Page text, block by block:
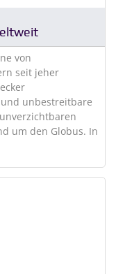
von
seit jeher
unbestreitbare
um den Globus. In